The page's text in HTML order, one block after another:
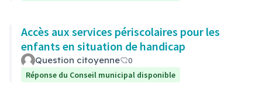
Accès aux services périscolaires pour les
enfants en situation de handicap
Question citoyenne
0
Réponse du Conseil municipal disponible